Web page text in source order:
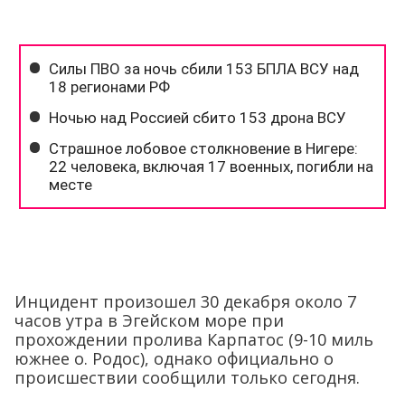
Инцидент произошел 30 декабря около 7
часов утра в Эгейском море при
прохождении пролива Карпатос (9-10 миль
южнее о. Родос), однако официально о
происшествии сообщили только сегодня.